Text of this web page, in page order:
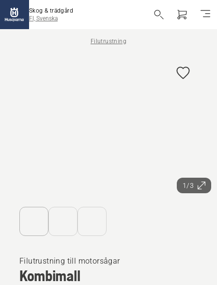
Skog & trädgård
FI, Svenska
Filutrustning
1/3
Filutrustning till motorsågar
Kombimall